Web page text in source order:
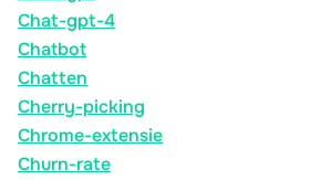
Chat-gpt-4
Chatbot
Chatten
Cherry-picking
Chrome-extensie
Churn-rate